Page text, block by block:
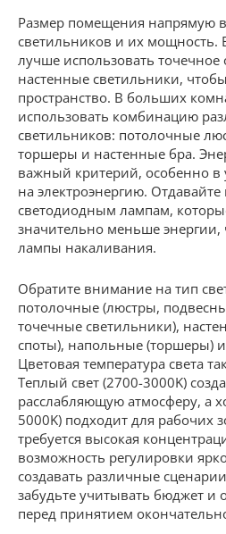
Размер помещения напрямую
светильников и их мощность.
лучше использовать
настенные светильники,
пространство. В больших
использовать комбинацию
светильников: потолочные
торшеры и настенные бра.
важный критерий, особенно в
на электроэнергию.
светодиодным лампам,
значительно меньше
лампы накаливания.
Обратите внимание на тип
потолочные (люстры,
точечные светильники),
споты), напольные (торшеры)
Цветовая температура света
Теплый свет (2700-3000K)
расслабляющую атмосферу, а
5000K) подходит для рабочих
требуется высокая
возможность регулировки
создавать различные
забудьте учитывать бюджет и
перед принятием